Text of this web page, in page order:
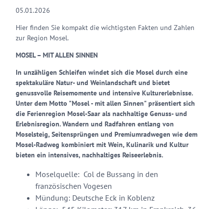
05.01.2026
Hier finden Sie kompakt die wichtigsten Fakten und Zahlen
zur Region Mosel.
MOSEL – MIT ALLEN SINNEN
In unzähligen Schleifen windet sich die Mosel durch eine
spektakuläre Natur- und Weinlandschaft und bietet
genussvolle Reisemomente und intensive Kulturerlebnisse.
Unter dem Motto "Mosel - mit allen Sinnen" präsentiert sich
die Ferienregion Mosel-Saar als nachhaltige Genuss- und
Erlebnisregion. Wandern und Radfahren entlang von
Moselsteig, Seitensprüngen und Premiumradwegen wie dem
Mosel-Radweg kombiniert mit Wein, Kulinarik und Kultur
bieten ein intensives, nachhaltiges Reiseerlebnis.
Moselquelle: Col de Bussang in den
französischen Vogesen
Mündung: Deutsche Eck in Koblenz